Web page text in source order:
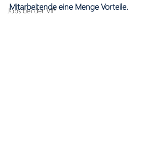
Jobs bei der VIP
Mitarbeitende eine Menge Vorteile.